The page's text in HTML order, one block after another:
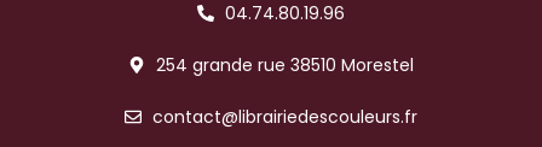
04.74.80.19.96
254 grande rue 38510 Morestel
contact@librairiedescouleurs.fr